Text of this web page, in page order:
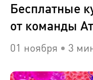
Бесплатные
от команды
01 ноября 3